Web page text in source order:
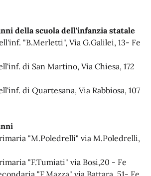
della scuola dell'infanzia statale
"B.Merletti", Via G.Galilei, 13- Fe
di San Martino, Via Chiesa, 172
di Quartesana, Via Rabbiosa, 107
"M.Poledrelli" via M.Poledrelli,
"F.Tumiati" via Bosi,20 - Fe
"F.Mazza" via Battara, 51- Fe